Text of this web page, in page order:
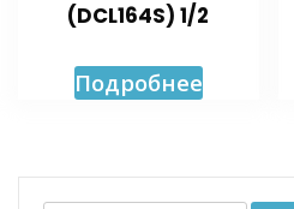
(DCL164S) 1/2
Подробнее